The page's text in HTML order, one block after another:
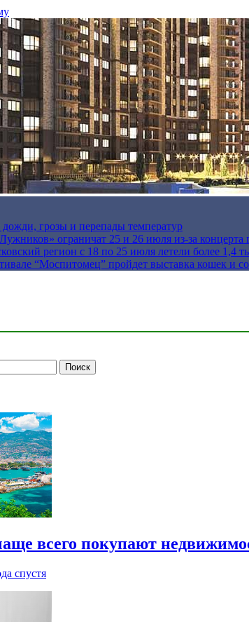
грозы и перепады температур
ограничат 25 и 26 июля из-за
регион с 18 по 25 июля летели более 1,4
“Моспитомец” пройдет выставка кошек и
всего покупают
спустя